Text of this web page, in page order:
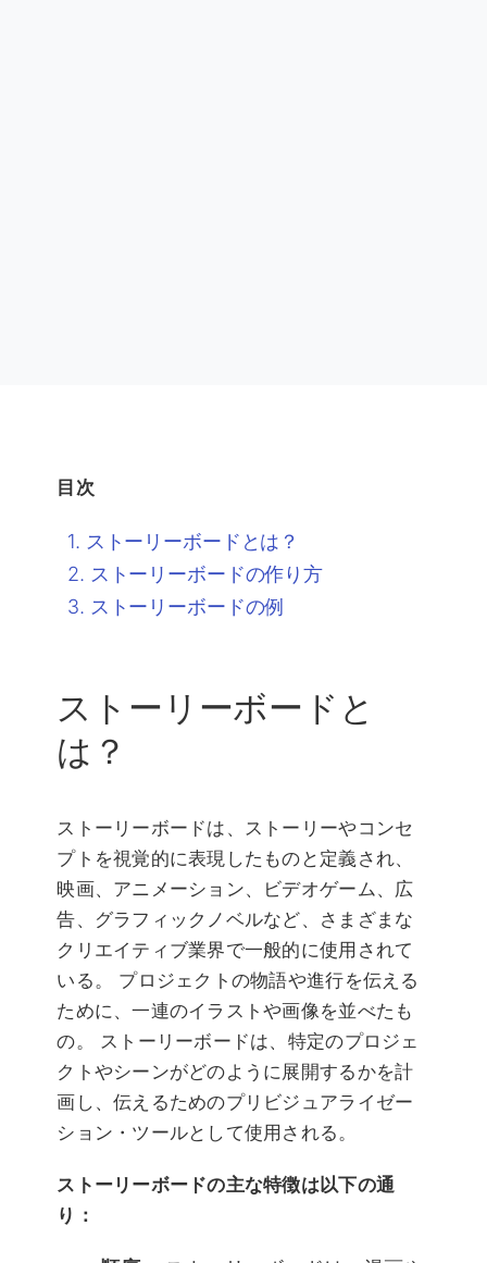
目次
ストーリーボードとは？
ストーリーボードの作り方
ストーリーボードの例
ストーリーボードと
は？
ストーリーボードは、ストーリーやコンセ
プトを視覚的に表現したものと定義され、
映画、アニメーション、ビデオゲーム、広
告、グラフィックノベルなど、さまざまな
クリエイティブ業界で一般的に使用されて
いる。 プロジェクトの物語や進行を伝える
ために、一連のイラストや画像を並べたも
の。 ストーリーボードは、特定のプロジェ
クトやシーンがどのように展開するかを計
画し、伝えるためのプリビジュアライゼー
ション・ツールとして使用される。
ストーリーボードの主な特徴は以下の通
り：